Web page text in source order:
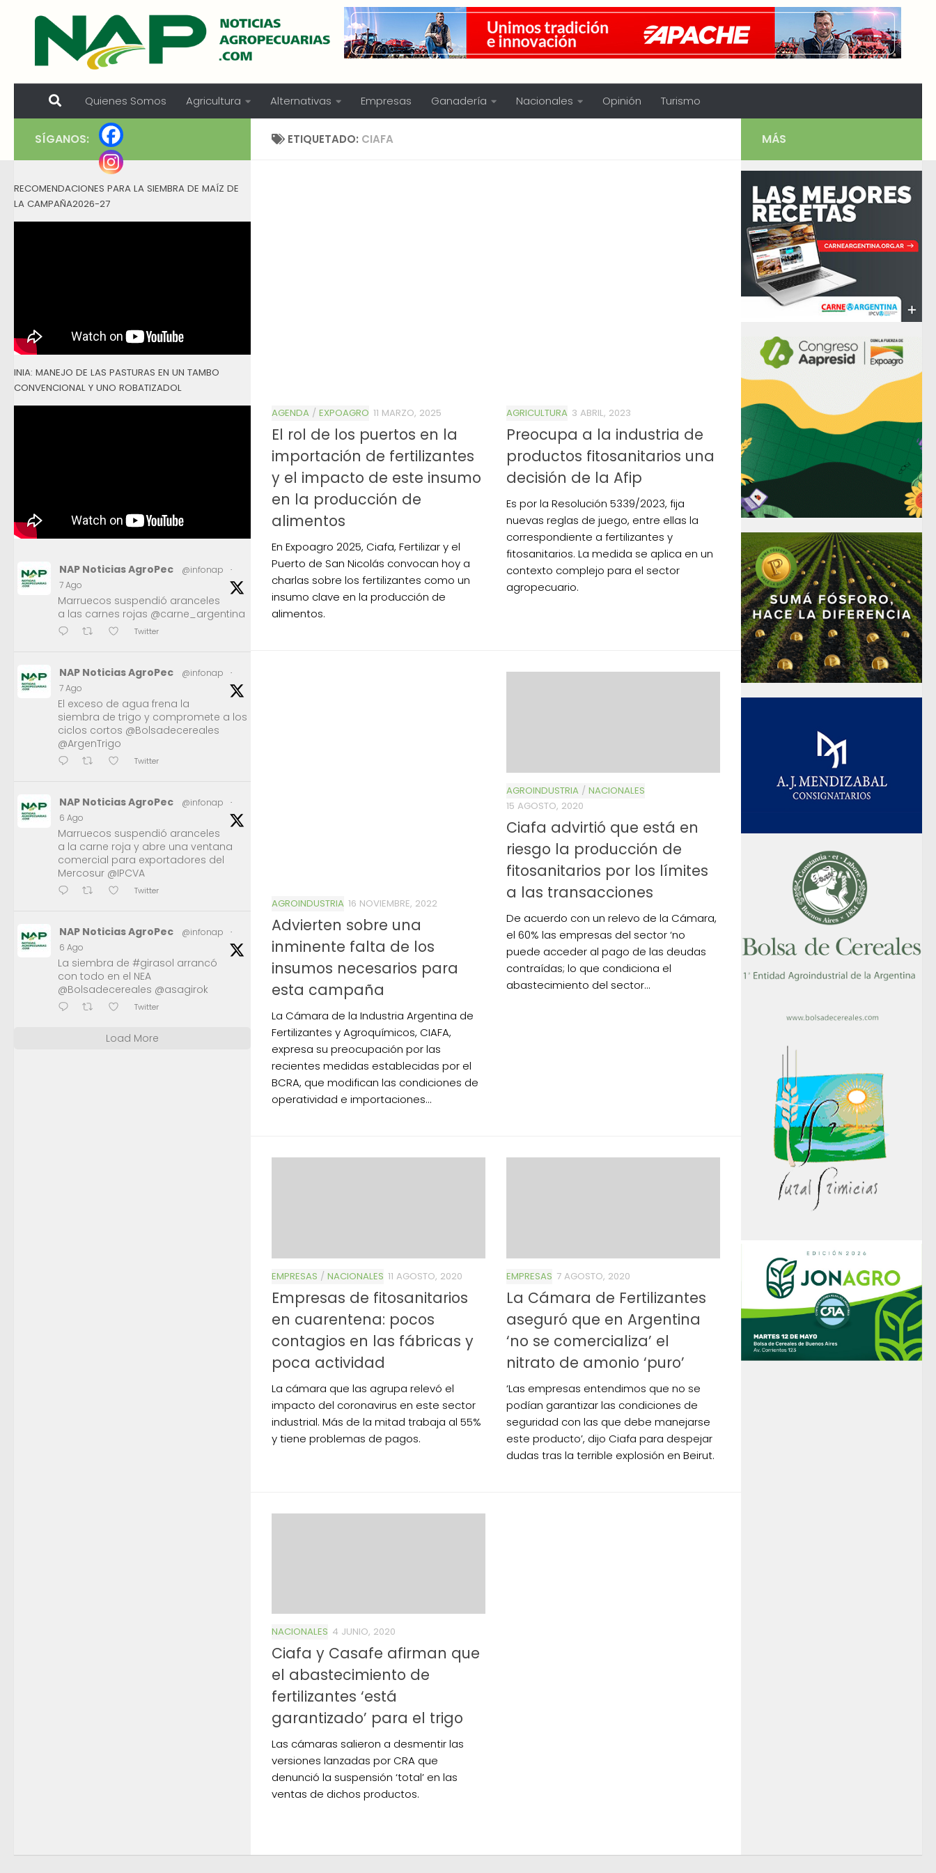
Skip to content
Quienes Somos Agricultura Alternativas Empresas Ganadería Nacionales Opinión Turismo
ETIQUETADO: CIAFA
AGENDA / EXPOAGRO 11 MARZO, 2025
El rol de los puertos en la
importación de fertilizantes
y el impacto de este insumo
en la producción de
alimentos
En Expoagro 2025, Ciafa, Fertilizar y el
Puerto de San Nicolás convocan hoy a
charlas sobre los fertilizantes como un
insumo clave en la producción de
alimentos.
AGRICULTURA 3 ABRIL, 2023
Preocupa a la industria de
productos fitosanitarios una
decisión de la Afip
Es por la Resolución 5339/2023, fija
nuevas reglas de juego, entre ellas la
correspondiente a fertilizantes y
fitosanitarios. La medida se aplica en un
contexto complejo para el sector
agropecuario.
AGROINDUSTRIA 16 NOVIEMBRE, 2022
Advierten sobre una
inminente falta de los
insumos necesarios para
esta campaña
La Cámara de la Industria Argentina de
Fertilizantes y Agroquímicos, CIAFA,
expresa su preocupación por las
recientes medidas establecidas por el
BCRA, que modifican las condiciones de
operatividad e importaciones...
AGROINDUSTRIA / NACIONALES
15 AGOSTO, 2020
Ciafa advirtió que está en
riesgo la producción de
fitosanitarios por los límites
a las transacciones
De acuerdo con un relevo de la Cámara,
el 60% las empresas del sector ‘no
puede acceder al pago de las deudas
contraídas; lo que condiciona el
abastecimiento del sector...
EMPRESAS / NACIONALES 11 AGOSTO, 2020
Empresas de fitosanitarios
en cuarentena: pocos
contagios en las fábricas y
poca actividad
La cámara que las agrupa relevó el
impacto del coronavirus en este sector
industrial. Más de la mitad trabaja al 55%
y tiene problemas de pagos.
EMPRESAS 7 AGOSTO, 2020
La Cámara de Fertilizantes
aseguró que en Argentina
‘no se comercializa’ el
nitrato de amonio ‘puro’
‘Las empresas entendimos que no se
podían garantizar las condiciones de
seguridad con las que debe manejarse
este producto’, dijo Ciafa para despejar
dudas tras la terrible explosión en Beirut.
NACIONALES 4 JUNIO, 2020
Ciafa y Casafe afirman que
el abastecimiento de
fertilizantes ‘está
garantizado’ para el trigo
Las cámaras salieron a desmentir las
versiones lanzadas por CRA que
denunció la suspensión ‘total’ en las
ventas de dichos productos.
SÍGANOS:
RECOMENDACIONES PARA LA SIEMBRA DE MAÍZ DE
LA CAMPAÑA2026-27
INIA: MANEJO DE LAS PASTURAS EN UN TAMBO
CONVENCIONAL Y UNO ROBATIZADOL
NAP Noticias AgroPec @infonap
·
7 Ago
Marruecos suspendió aranceles
a las carnes rojas @carne_argentina
Twitter
NAP Noticias AgroPec @infonap
·
7 Ago
El exceso de agua frena la
siembra de trigo y compromete a los
ciclos cortos @Bolsadecereales
@ArgenTrigo
Twitter
NAP Noticias AgroPec @infonap
·
6 Ago
Marruecos suspendió aranceles
a la carne roja y abre una ventana
comercial para exportadores del
Mercosur @IPCVA
Twitter
NAP Noticias AgroPec @infonap
·
6 Ago
La siembra de #girasol arrancó
con todo en el NEA
@Bolsadecereales @asagirok
Twitter
Load More
MÁS